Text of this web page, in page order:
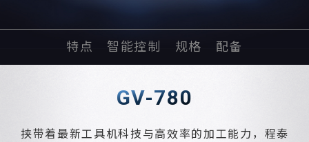
特点 智能控制 规格 配备
GV-780
挟带着最新工具机科技与高效率的加工能力，程泰